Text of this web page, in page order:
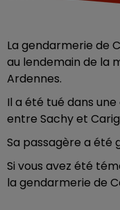
La gendarmerie de
au lendemain de la
Ardennes.
Il a été tué dans une
entre Sachy et
Sa passagère a été
Si vous avez été
la gendarmerie de